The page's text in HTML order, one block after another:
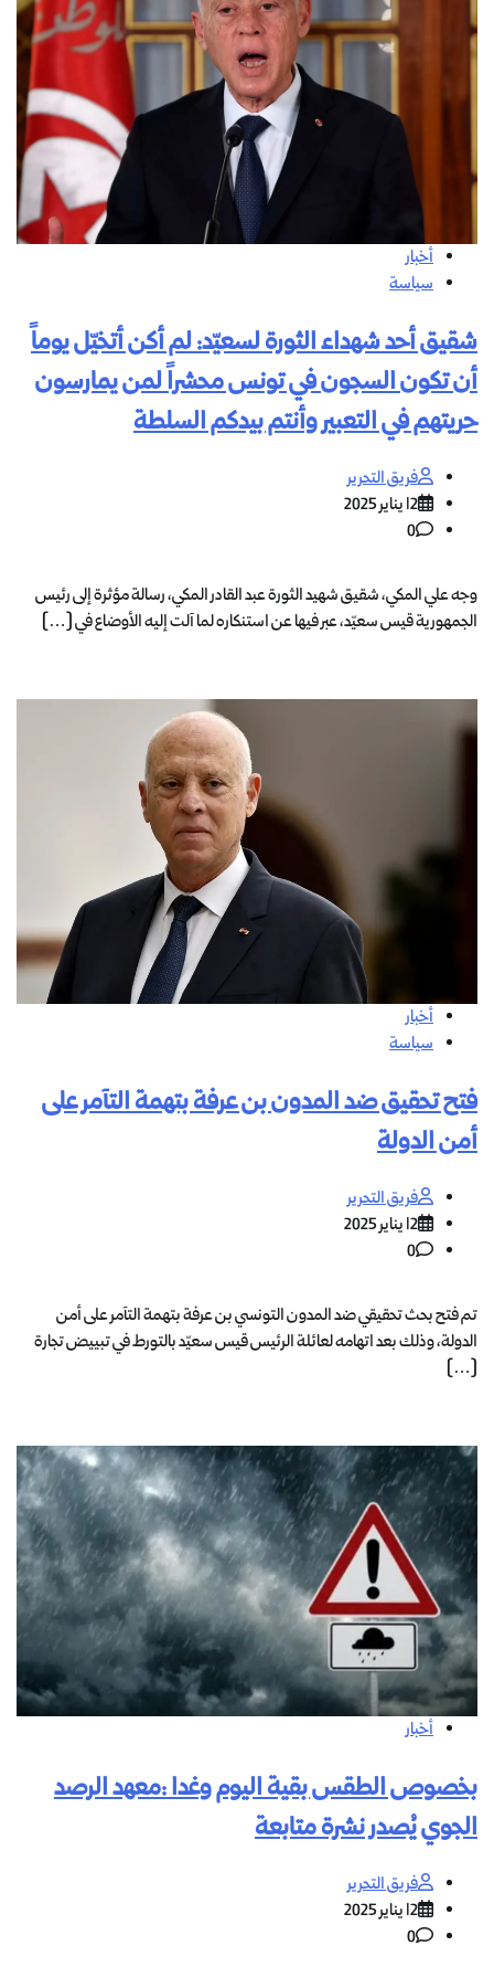
أخبار
سياسة
شقيق أحد شهداء الثورة لسعيّد: لم أكن أتخيّل يوماً
أن تكون السجون في تونس محشراً لمن يمارسون
حريتهم في التعبير وأنتم بيدكم السلطة
فريق التحرير
12 يناير 2025
0
وجه علي المكي، شقيق شهيد الثورة عبد القادر المكي، رسالة مؤثرة إلى رئيس
الجمهورية قيس سعيّد، عبر فيها عن استنكاره لما آلت إليه الأوضاع في […]
أخبار
سياسة
فتح تحقيق ضد المدون بن عرفة بتهمة التآمر على
أمن الدولة
فريق التحرير
12 يناير 2025
0
تم فتح بحث تحقيقي ضد المدون التونسي بن عرفة بتهمة التآمر على أمن
الدولة، وذلك بعد اتهامه لعائلة الرئيس قيس سعيّد بالتورط في تبييض تجارة
[…]
أخبار
بخصوص الطقس بقية اليوم وغدا :معهد الرصد
الجوي يُصدر نشرة متابعة
فريق التحرير
12 يناير 2025
0